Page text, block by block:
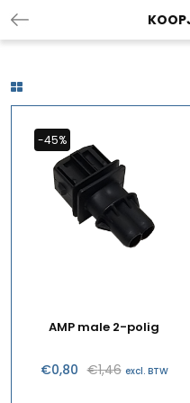
-45%
AMP male 2-polig
€1,46
€0,80
Huidige
excl. BTW